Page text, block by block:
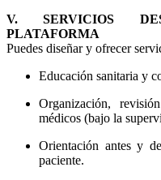
V. SERVICIOS
PLATAFORMA
Puedes diseñar y ofrecer
Educación sanitaria y
Organización,
médicos (bajo la
Orientación antes y
paciente.